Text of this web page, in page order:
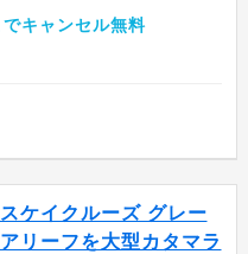
キャンセル無料
ケイクルーズ グレー
アリーフを大型カタマラ